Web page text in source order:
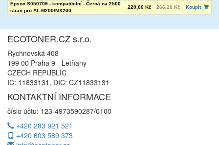
Epson S050709 - kompatibilní - Černá na 2500
stran pro AL-M200/MX200
220,00 Kč 266,20 Kč Koupit
ECOTONER.CZ s.r.o.
Rychnovská 408
199 00 Praha 9 - Letňany
CZECH REPUBLIC
IČ: 11833131, DIČ: CZ11833131
KONTAKTNÍ INFORMACE
číslo účtu: 123-4973590287/0100
+420 283 921 521
+420 603 589 373